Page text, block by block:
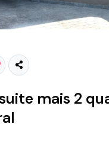
mais 2